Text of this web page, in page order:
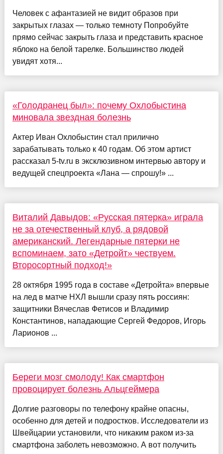
Человек с афантазией не видит образов при
закрытых глазах — только темноту Попробуйте
прямо сейчас закрыть глаза и представить красное
яблоко на белой тарелке. Большинство людей
увидят хотя...
«Голодранец был»: почему Охлобыстина
миновала звездная болезнь
Актер Иван Охлобыстин стал прилично
зарабатывать только к 40 годам. Об этом артист
рассказал 5-tv.ru в эксклюзивном интервью автору и
ведущей спецпроекта «Лана — спрошу!» ...
Виталий Давыдов: «Русская пятерка» играла
не за отечественный клуб, а рядовой
американский. Легендарные пятерки не
вспоминаем, зато «Детройт» чествуем.
Второсортный подход!»
28 октября 1995 года в составе «Детройта» впервые
на лед в матче НХЛ вышли сразу пять россиян:
защитники Вячеслав Фетисов и Владимир
Константинов, нападающие Сергей Федоров, Игорь
Ларионов ...
Береги мозг смолоду! Как смартфон
провоцирует болезнь Альцгеймера
Долгие разговоры по телефону крайне опасны,
особенно для детей и подростков. Исследователи из
Швейцарии установили, что никаким раком из-за
смартфона заболеть невозможно. А вот получить